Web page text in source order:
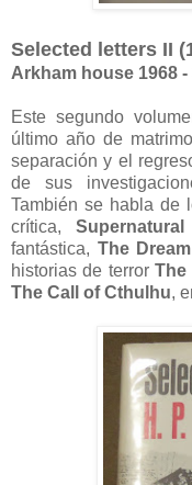
Selected letters II
Arkham house 1968
Este segundo
último año de
separación y el
de sus
También se habla de
crítica,
fantástica, The
historias de terrorThe
The Call of Cthulhu,